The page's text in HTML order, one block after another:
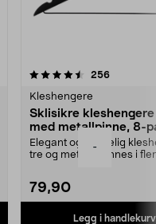
-
256
Kleshengere
Sklisikre
med metallpinne, 8-
Elegant og skikkelig
tre og metall – finnes i
79,90
Legg i handlekurv
4.5av 5 stjerner